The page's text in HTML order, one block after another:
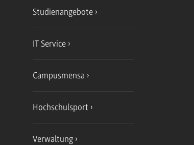
Studienangebote
IT Service
Campusmensa
Hochschulsport
Verwaltung